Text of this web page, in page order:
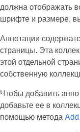
должна отображать
шрифте и размере,
Аннотации
страницы. Эта
этой отдельной
собственную
Чтобы добавить
добавьте ее в
помощью метода Add.